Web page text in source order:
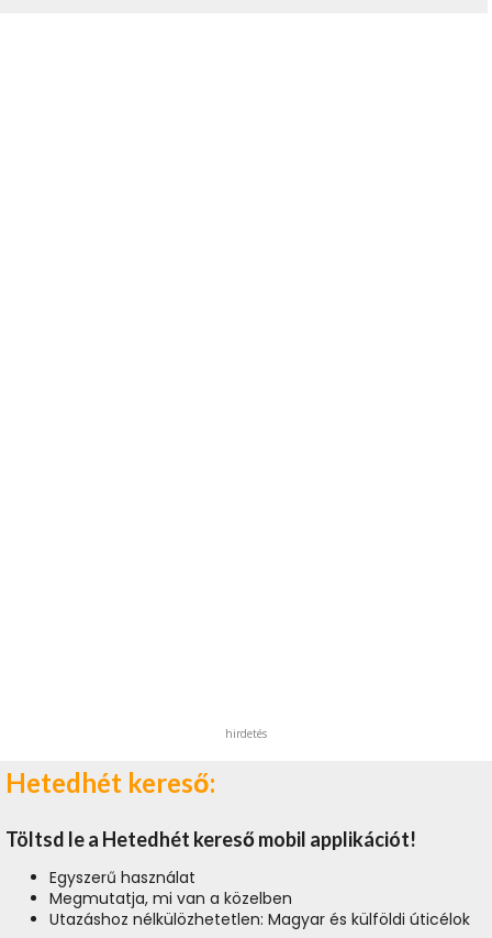
hirdetés
Hetedhét kereső:
Töltsd le a Hetedhét kereső mobil applikációt!
Egyszerű használat
Megmutatja, mi van a közelben
Utazáshoz nélkülözhetetlen: Magyar és külföldi úticélok